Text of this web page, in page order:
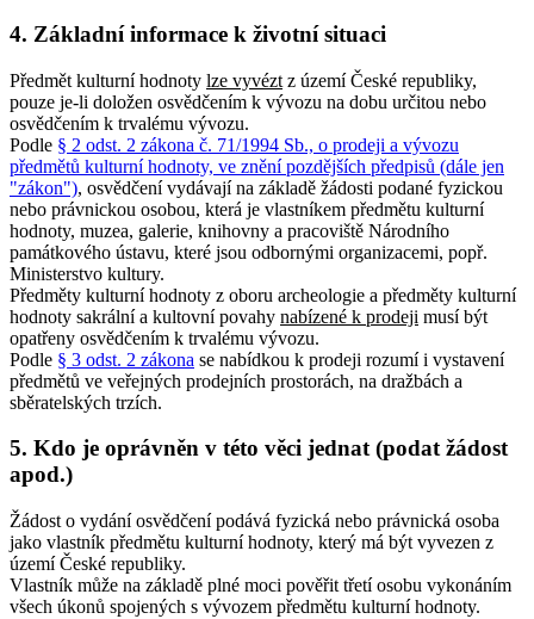
4. Základní informace k životní situaci
Předmět kulturní hodnoty lze vyvézt z území České republiky,
pouze je-li doložen osvědčením k vývozu na dobu určitou nebo
osvědčením k trvalému vývozu.
Podle § 2 odst. 2 zákona č. 71/1994 Sb., o prodeji a vývozu
předmětů kulturní hodnoty, ve znění pozdějších předpisů (dále jen
"zákon"), osvědčení vydávají na základě žádosti podané fyzickou
nebo právnickou osobou, která je vlastníkem předmětu kulturní
hodnoty, muzea, galerie, knihovny a pracoviště Národního
památkového ústavu, které jsou odbornými organizacemi, popř.
Ministerstvo kultury.
Předměty kulturní hodnoty z oboru archeologie a předměty kulturní
hodnoty sakrální a kultovní povahy nabízené k prodeji musí být
opatřeny osvědčením k trvalému vývozu.
Podle § 3 odst. 2 zákona se nabídkou k prodeji rozumí i vystavení
předmětů ve veřejných prodejních prostorách, na dražbách a
sběratelských trzích.
5. Kdo je oprávněn v této věci jednat (podat žádost
apod.)
Žádost o vydání osvědčení podává fyzická nebo právnická osoba
jako vlastník předmětu kulturní hodnoty, který má být vyvezen z
území České republiky.
Vlastník může na základě plné moci pověřit třetí osobu vykonáním
všech úkonů spojených s vývozem předmětu kulturní hodnoty.